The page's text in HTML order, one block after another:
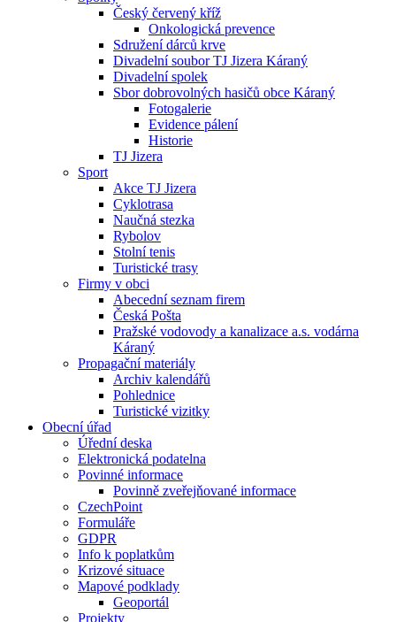
Český červený kříž
Onkologická prevence
Sdružení dárců krve
Divadelní soubor TJ Jizera Káraný
Divadelní spolek
Sbor dobrovolných hasičů obce Káraný
Fotogalerie
Evidence pálení
Historie
TJ Jizera
Sport
Akce TJ Jizera
Cyklotrasa
Naučná stezka
Rybolov
Stolní tenis
Turistické trasy
Firmy v obci
Abecední seznam firem
Česká Pošta
Pražské vodovody a kanalizace a.s. vodárna
Káraný
Propagační materiály
Archiv kalendářů
Pohlednice
Turistické vizitky
Obecní úřad
Úřední deska
Elektronická podatelna
Povinné informace
Povinně zveřejňované informace
CzechPoint
Formuláře
GDPR
Info k poplatkům
Krizové situace
Mapové podklady
Geoportál
Projekty